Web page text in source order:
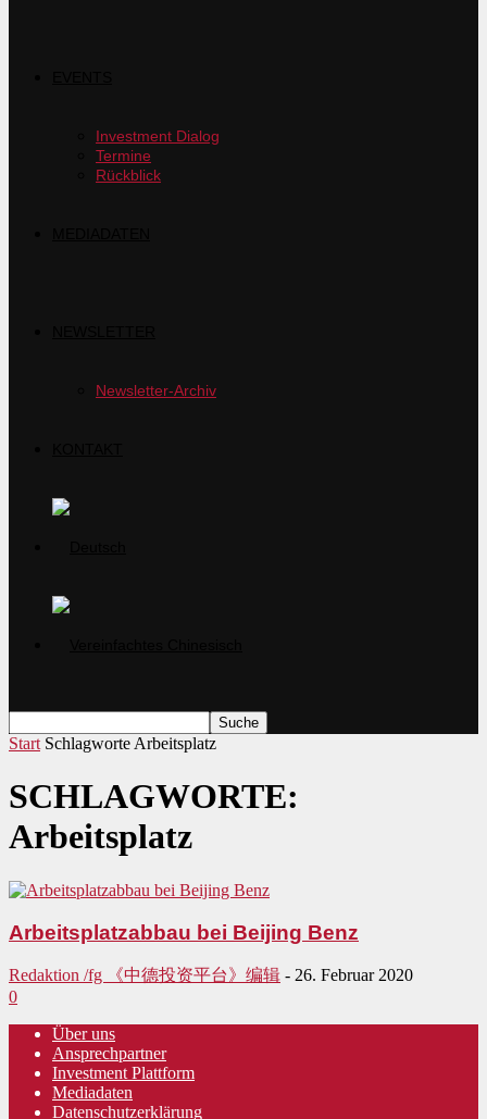
Investment Dialog
Termine
Rückblick
Newsletter-Archiv
Start Schlagworte Arbeitsplatz
SCHLAGWORTE:
Arbeitsplatz
Arbeitsplatzabbau bei Beijing Benz
Redaktion /fg 《中德投资平台》编辑 - 26. Februar 2020
0
Über uns
Ansprechpartner
Investment Plattform
Mediadaten
Datenschutzerklärung